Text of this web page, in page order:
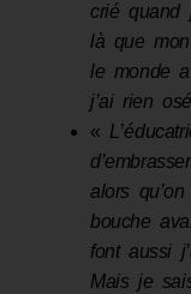
crié quand
là que
le monde
j’ai rien
« L’
alors
bouche
font aussi
Mais je